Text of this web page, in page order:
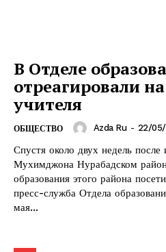
В Отделе
отреагировали
учителя
ОБЩЕСТВО Azda Ru - 22/
Спустя около двух недель после
Мухимджона Нурабадском
образования этого района посетило его.
пресс-служба Отдела
мая...